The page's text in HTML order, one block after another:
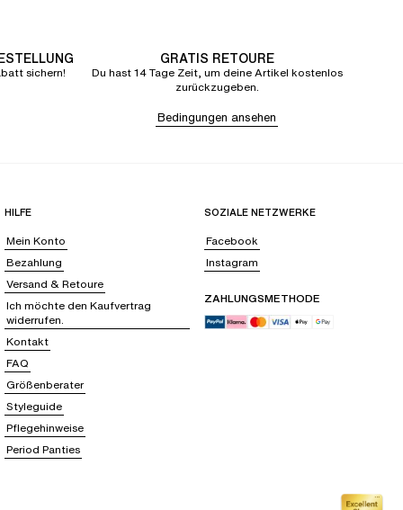
sichern!
GRATIS RETOURE
Du hast 14 Tage Zeit, um deine Artikel kostenlos
zurückzugeben.
Bedingungen ansehen
HILFE
Mein Konto
Bezahlung
Versand & Retoure
Ich möchte den Kaufvertrag
widerrufen.
Kontakt
FAQ
Größenberater
Styleguide
Pflegehinweise
Period Panties
SOZIALE NETZWERKE
Facebook
Instagram
ZAHLUNGSMETHODE